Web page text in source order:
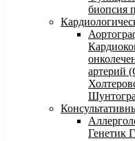
биопсия
артерий
Генетик